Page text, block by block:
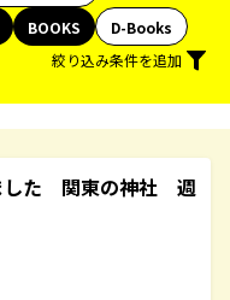
BOOKS
D-Books
絞り込み条件を追加
した 関東の神社 週